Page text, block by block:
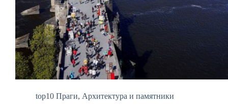
top10 Праги, Архитектура и памятники